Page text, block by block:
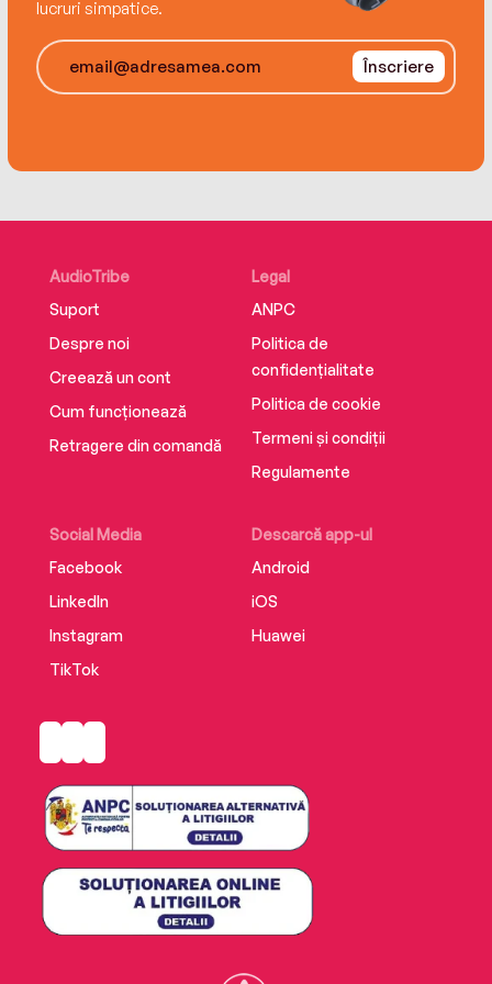
lucruri simpatice.
Înscriere
AudioTribe
Suport
Despre noi
Creează un cont
Cum funcționează
Retragere din comandă
Social Media
Facebook
LinkedIn
Instagram
TikTok
Descarcă app-ul
Android
iOS
Huawei
Legal
ANPC
Politica de
confidențialitate
Politica de cookie
Termeni și condiții
Regulamente